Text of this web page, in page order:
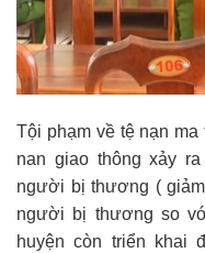
Tội phạm về tệ nạn
nan giao thông xảy
người bị thương (
người bị thương so
huyện còn triển khai